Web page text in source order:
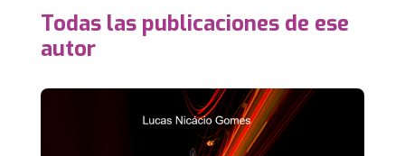
Todas las publicaciones de ese
autor